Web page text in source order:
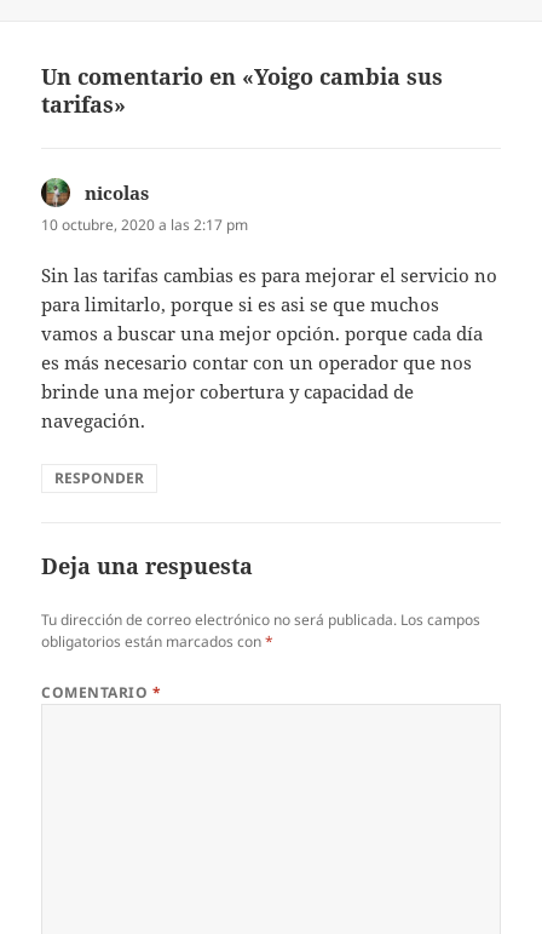
Un comentario en «Yoigo cambia sus
tarifas»
nicolas
10 octubre, 2020 a las 2:17 pm
Sin las tarifas cambias es para mejorar el servicio no
para limitarlo, porque si es asi se que muchos
vamos a buscar una mejor opción. porque cada día
es más necesario contar con un operador que nos
brinde una mejor cobertura y capacidad de
navegación.
RESPONDER
Deja una respuesta
Tu dirección de correo electrónico no será publicada. Los campos
obligatorios están marcados con*
COMENTARIO *